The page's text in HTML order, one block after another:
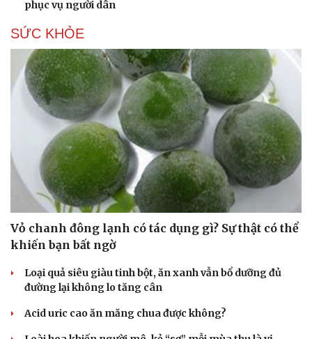
phục vụ người dân
SỨC KHỎE
Vỏ chanh đông lạnh có tác dụng gì? Sự thật có thể
khiến bạn bất ngờ
Loại quả siêu giàu tinh bột, ăn xanh vẫn bổ dưỡng đủ
đường lại không lo tăng cân
Acid uric cao ăn măng chua được không?